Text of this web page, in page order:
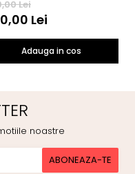
Lei
Lei
Adauga in cos
noastre